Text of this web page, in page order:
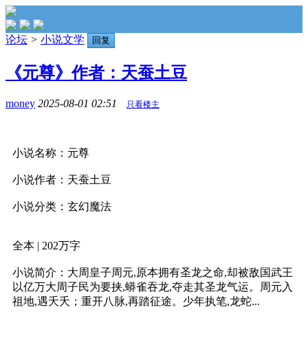
论坛 > 小说文学 回复
《元尊》作者：天蚕土豆
money 2025-08-01 02:51 只看楼主
小说名称：元尊
小说作者：天蚕土豆
小说分类：玄幻魔法
全本 | 202万字
小说简介：大周皇子周元,原本拥有圣龙之命,却被敌国武王
以亿万大周子民为要挟,蟒雀吞龙,夺走其圣龙气运。周元入
祖地,遇夭夭；重开八脉,再踏征途。少年执笔,龙蛇...